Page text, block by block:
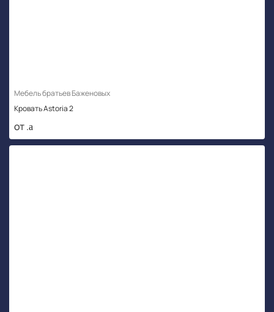
Мебель братьев Баженовых
Кровать Astoria 2
от .